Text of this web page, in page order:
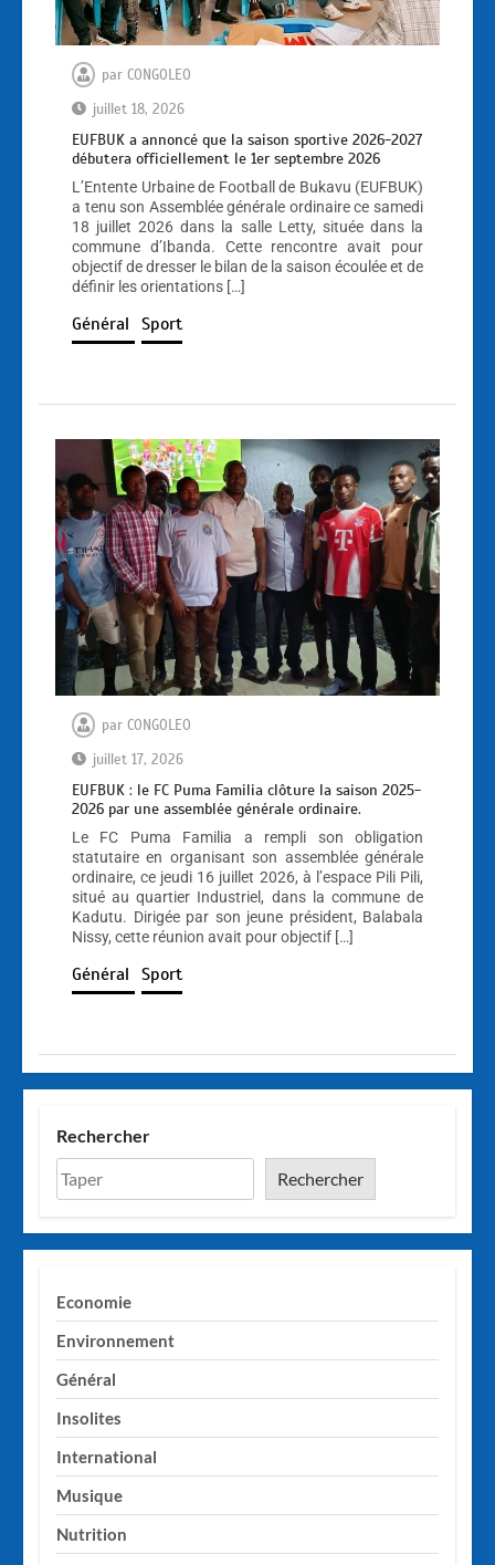
par CONGOLEO
juillet 18, 2026
EUFBUK a annoncé que la saison sportive 2026-2027
débutera officiellement le 1er septembre 2026
L’Entente Urbaine de Football de Bukavu (EUFBUK)
a tenu son Assemblée générale ordinaire ce samedi
18 juillet 2026 dans la salle Letty, située dans la
commune d’Ibanda. Cette rencontre avait pour
objectif de dresser le bilan de la saison écoulée et de
définir les orientations […]
Général Sport
par CONGOLEO
juillet 17, 2026
EUFBUK : le FC Puma Familia clôture la saison 2025-
2026 par une assemblée générale ordinaire.
Le FC Puma Familia a rempli son obligation
statutaire en organisant son assemblée générale
ordinaire, ce jeudi 16 juillet 2026, à l’espace Pili Pili,
situé au quartier Industriel, dans la commune de
Kadutu. Dirigée par son jeune président, Balabala
Nissy, cette réunion avait pour objectif […]
Général Sport
Rechercher
Rechercher
Economie
Environnement
Général
Insolites
International
Musique
Nutrition